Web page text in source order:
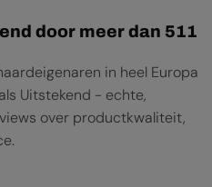
door meer dan 511
in heel Europa
Uitstekend - echte,
over productkwaliteit,